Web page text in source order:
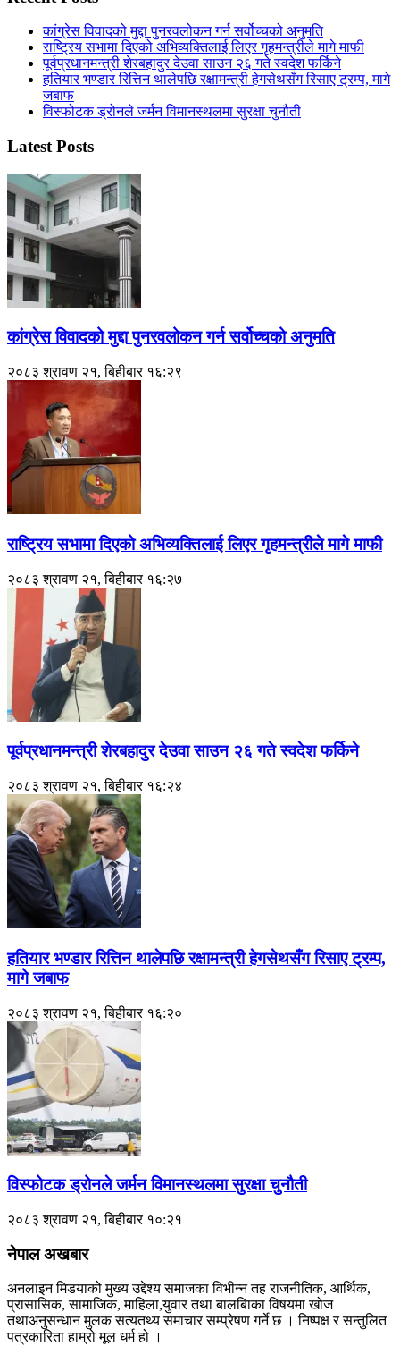
कांग्रेस विवादको मुद्दा पुनरवलोकन गर्न सर्वोच्चको अनुमति
राष्ट्रिय सभामा दिएको अभिव्यक्तिलाई लिएर गृहमन्त्रीले मागे माफी
पूर्वप्रधानमन्त्री शेरबहादुर देउवा साउन २६ गते स्वदेश फर्किने
हतियार भण्डार रित्तिन थालेपछि रक्षामन्त्री हेगसेथसँग रिसाए ट्रम्प, मागे
जबाफ
विस्फोटक ड्रोनले जर्मन विमानस्थलमा सुरक्षा चुनौती
Latest Posts
कांग्रेस विवादको मुद्दा पुनरवलोकन गर्न सर्वोच्चको अनुमति
२०८३ श्रावण २१, बिहीबार १६:२९
राष्ट्रिय सभामा दिएको अभिव्यक्तिलाई लिएर गृहमन्त्रीले मागे माफी
२०८३ श्रावण २१, बिहीबार १६:२७
पूर्वप्रधानमन्त्री शेरबहादुर देउवा साउन २६ गते स्वदेश फर्किने
२०८३ श्रावण २१, बिहीबार १६:२४
हतियार भण्डार रित्तिन थालेपछि रक्षामन्त्री हेगसेथसँग रिसाए ट्रम्प,
मागे जबाफ
२०८३ श्रावण २१, बिहीबार १६:२०
विस्फोटक ड्रोनले जर्मन विमानस्थलमा सुरक्षा चुनौती
२०८३ श्रावण २१, बिहीबार १०:२१
नेपाल अखबार
अनलाइन मिडयाको मुख्य उद्देश्य समाजका विभीन्न तह राजनीतिक, आर्थिक,
प्रासासिक, सामाजिक, माहिला,युवार तथा बालबािका विषयमा खोज
तथाअनुसन्धान मुलक सत्यतथ्य समाचार सम्प्रेषण गर्ने छ । निष्पक्ष र सन्तुलित
पत्रकारिता हाम्रो मूल धर्म हो ।